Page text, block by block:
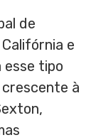
de
e
esse tipo
crescente à
,